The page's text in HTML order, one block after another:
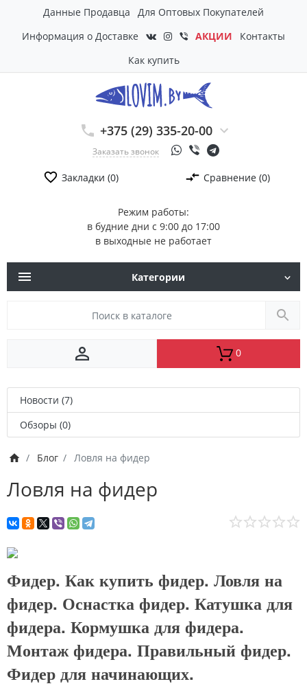
Данные Продавца
Для Оптовых Покупателей
Информация о Доставке
АКЦИИ
Контакты
Как купить
+375 (29) 335-20-00
Заказать звонок
Режим работы:
в будние дни с 9:00 до 17:00
в выходные не работает
Закладки (0) Сравнение (0)
Категории
0
Новости (7)
Обзоры (0)
Блог Ловля на фидер
Ловля на фидер
Фидер. Как купить фидер. Ловля на
фидер. Оснастка фидер. Катушка для
фидера. Кормушка для фидера.
Монтаж фидера. Правильный фидер.
Фидер для начинающих.